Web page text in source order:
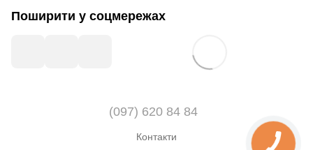
Поширити у соцмережах
(097) 620 84 84
Контакти